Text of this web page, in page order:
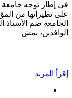
في إطار توجه جامعة
على نظيراتها من
الجامعة ضم الأستاذ
الوافدين، بمش
إقرأ المزيد